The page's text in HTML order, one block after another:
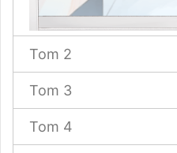
Tom 2
Tom 3
Tom 4